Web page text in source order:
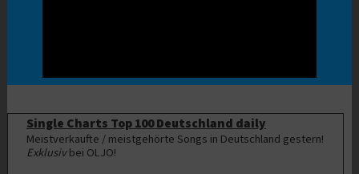
Single Charts Top 100 Deutschland daily
Meistverkaufte / meistgehörte Songs in Deutschland gestern!
Exklusivbei OLJO!